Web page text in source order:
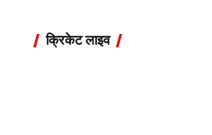
क्रिकेट लाइव